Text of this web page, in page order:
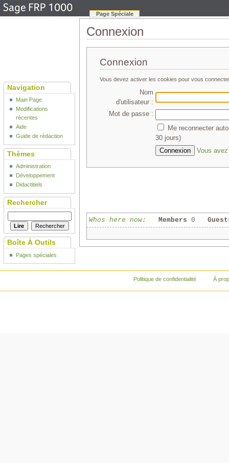
Connexion
Connexion
Vous devez activer les cookies pour vous
Nom
d'utilisateur :
Mot de passe :
Me reconnecter
30 jours)
Vous
Whos here now: Members 0
Page Spéciale
Navigation
Main Page
Modifications
récentes
Aide
Guide de rédaction
Thèmes
Administration
Développement
Didactitiels
Rechercher
Boîte À Outils
Pages spéciales
Politique de confidentialité À